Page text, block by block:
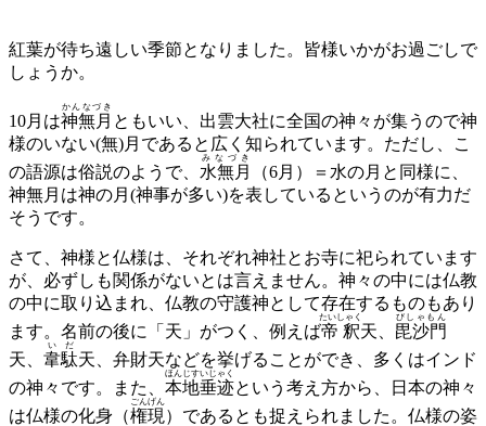
紅葉が待ち遠しい季節となりました。皆様いかがお過ごしで
しょうか。
10月は神無月
かんなづき
ともいい、出雲大社に全国の神々が集うので神
様のいない(無)月であると広く知られています。ただし、こ
の語源は俗説のようで、 水無月
みなづき
（6月）＝水の月と同様に、
神無月は神の月(神事が多い)を表しているというのが有力だ
そうです。
さて、神様と仏様は、それぞれ神社とお寺に祀られています
が、必ずしも関係がないとは言えません。神々の中には仏教
の中に取り込まれ、仏教の守護神として存在するものもあり
ます。名前の後に「天」がつく、例えば帝釈
たいしゃく
天、 毘沙門
びしゃもん
天、 韋駄
いだ
天、弁財天などを挙げることができ、多くはインド
の神々です。また、 本地垂迹
ほんじすいじゃく
という考え方から、日本の神々
は仏様の化身（権現
ごんげん
）であるとも捉えられました。仏様の姿